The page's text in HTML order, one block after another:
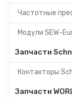
Частотные
Модули SEW-
Запчасти
Контакторы
Запчасти